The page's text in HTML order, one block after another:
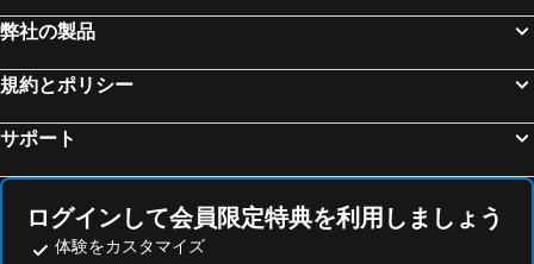
弊社の製品
規約とポリシー
サポート
ログインして会員限定特典を利用しましょう
体験をカスタマイズ